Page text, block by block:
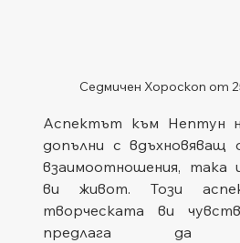
Седмичен Хороскоп от
Аспектът към Нептун
допълни с вдъхновяващ
взаимоотношения, така
ви живот. Този
творческата ви
предлага да